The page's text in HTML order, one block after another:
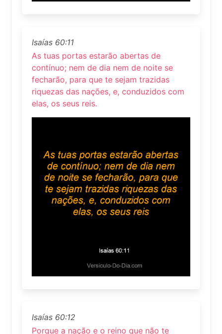
Isaías 60:11
As tuas portas estarão abertas de
contínuo; nem de dia nem de noite se
fecharão, para que te sejam trazidas
riquezas das nações, e, conduzidos com
elas, os seus reis.
Isaías 60:12
Porque a nação e o reino que não te